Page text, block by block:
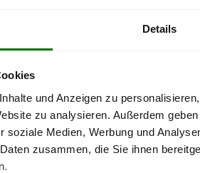
Details
und Anzeigen zu
zu analysieren. Außerdem
soziale Medien, Werbung und
zusammen, die Sie ihnen
kostenlose